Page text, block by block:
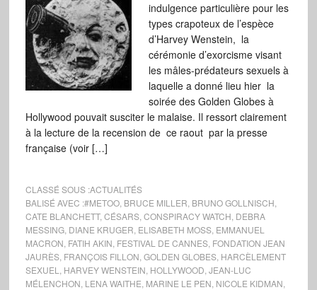
indulgence particulière pour les
types crapoteux de l’espèce
d’Harvey Wenstein, la
cérémonie d’exorcisme visant
les mâles-prédateurs sexuels à
laquelle a donné lieu hier la
soirée des Golden Globes à
Hollywood pouvait susciter le malaise. Il ressort clairement
à la lecture de la recension de ce raout par la presse
française (voir […]
CLASSÉ SOUS :ACTUALITÉS
BALISÉ AVEC :#METOO, BRUCE MILLER BRUNO GOLLNISCH
CATE BLANCHETT, CÉSARS, CONSPIRACY WATCH DEBRA
MESSING, DIANE KRUGER ELISABETH MOSS, EMMANUEL
MACRON FATIH AKIN FESTIVAL DE CANNES, FONDATION JEAN
JAURÈS, FRANÇOIS FILLON GOLDEN GLOBES, HARCÈLEMENT
SEXUEL
HARVEY WENSTEIN HOLLYWOOD JEAN-LUC
MÉLENCHON LENA WAITHE MARINE LE PEN NICOLE KIDMAN